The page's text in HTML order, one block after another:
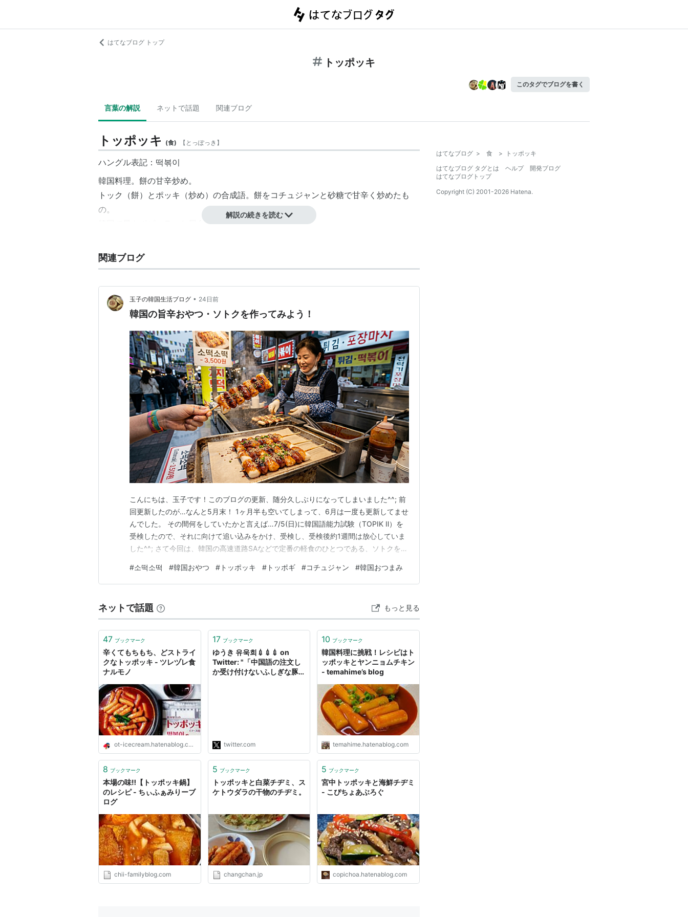
はてなブログ トップ
トッポッキ
このタグでブログを書く
言葉の解説 ネットで話題 関連ブログ
トッポッキ (食) 【 とっぽっき 】
ハングル表記：떡볶이
韓国料理。餅の甘辛炒め。
トック（餅）とポッキ（炒め）の合成語。餅をコチュジャンと砂糖で甘辛く炒めたも
の。
韓国で最もポピュラーな屋台料理。
リスト::韓国料理
解説の続きを読む
関連ブログ
玉子の韓国生活ブログ • 24日前
韓国の旨辛おやつ・ソトクを作ってみよう！
こんにちは、玉子です！このブログの更新、随分久しぶりになってしまいました^^; 前
回更新したのが…なんと5月末！ 1ヶ月半も空いてしまって、6月は一度も更新してませ
んでした。 その間何をしていたかと言えば…7/5(日)に韓国語能力試験（TOPIK Ⅱ）を
受検したので、それに向けて追い込みをかけ、受検し、受検後約1週間は放心していま
した^^; さて今回は、韓国の高速道路SAなどで定番の軽食のひとつである、ソトクを家
完成イメージ おわり ソトクってどんなもん？ ソトクってさっきから言っていますが、
本来韓国では소떡소…
#소떡소떡 #韓国おやつ # トッポッキ # トッポギ #コチュジャン #韓国おつまみ
ネットで話題 もっと見る
47 ブックマーク
辛くてもちもち、どストライ
クなトッポッキ - ツレヅレ食
ナルモノ
ot-icecream.hatenablog.com
17 ブックマーク
ゆうき 유욱희💉💉💉 on
Twitter: "「中国語の注文し
か受け付けないふしぎな豚ま
https://t.co/IvKg5y9oqc"
twitter.com
10 ブックマーク
韓国料理に挑戦！レシピはト
ッポッキとヤンニョムチキン
- temahime’s blog
temahime.hatenablog.com
8 ブックマーク
本場の味‼︎【トッポッキ鍋】
のレシピ - ちぃふぁみりーブ
ログ
chii-familyblog.com
5 ブックマーク
トッポッキと白菜チヂミ、ス
ケトウダラの干物のチヂミ。
changchan.jp
5 ブックマーク
宮中トッポッキと海鮮チヂミ
- こぴちょあぶろぐ
copichoa.hatenablog.com
はてなブログ > 食 >
トッポッキ
はてなブログ タグとは
ヘルプ
開発ブログ
はてなブログトップ
Copyright (C) 2001-2026 Hatena.